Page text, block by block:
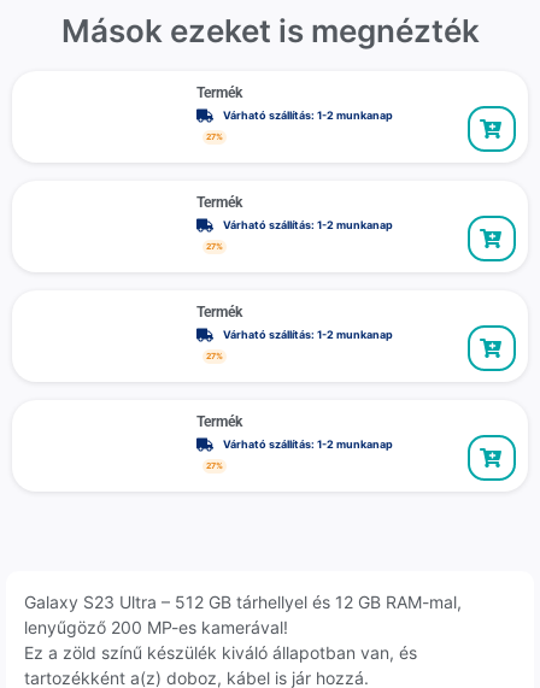
Mások ezeket is megnézték
Termék
Várható szállítás: 1-2 munkanap
27%
Termék
Várható szállítás: 1-2 munkanap
27%
Termék
Várható szállítás: 1-2 munkanap
27%
Termék
Várható szállítás: 1-2 munkanap
27%
Galaxy S23 Ultra – 512 GB tárhellyel és 12 GB RAM-mal,
lenyűgöző 200 MP-es kamerával!
Ez a zöld színű készülék kiváló állapotban van, és
tartozékként a(z) doboz, kábel is jár hozzá.